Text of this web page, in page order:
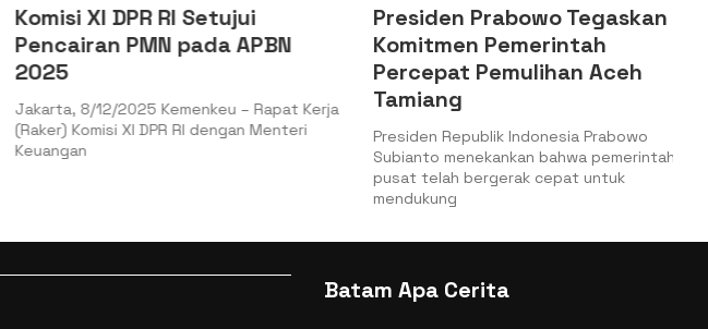
Komisi XI DPR RI Setujui
Pencairan PMN pada APBN
2025
Jakarta, 8/12/2025 Kemenkeu – Rapat Kerja
(Raker) Komisi XI DPR RI dengan Menteri
Keuangan
Presiden Prabowo Tegaskan
Komitmen Pemerintah
Percepat Pemulihan Aceh
Tamiang
Presiden Republik Indonesia Prabowo
Subianto menekankan bahwa pemerintah
pusat telah bergerak cepat untuk
mendukung
Batam Apa Cerita